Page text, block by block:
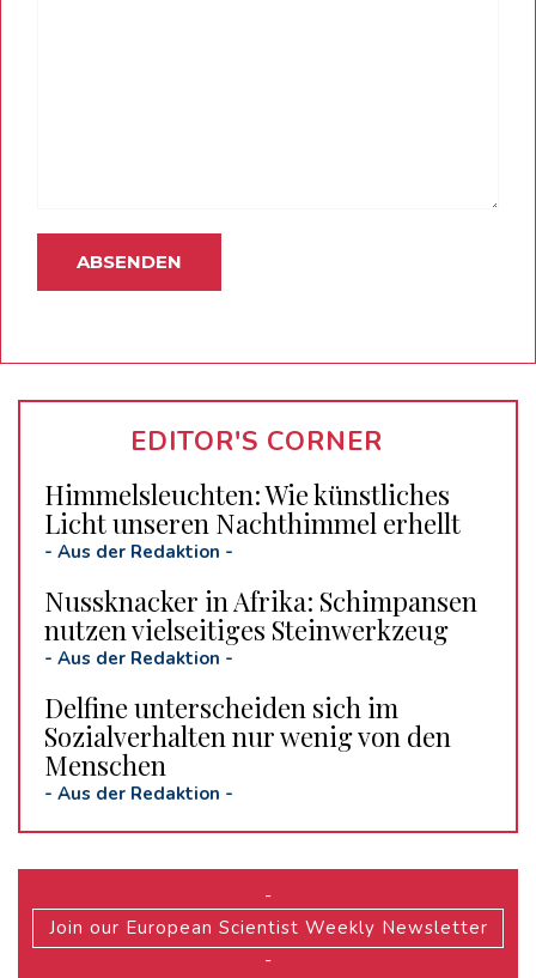
EDITOR'S CORNER
Himmelsleuchten: Wie künstliches
Licht unseren Nachthimmel erhellt
- Aus der Redaktion -
Nussknacker in Afrika: Schimpansen
nutzen vielseitiges Steinwerkzeug
- Aus der Redaktion -
Delfine unterscheiden sich im
Sozialverhalten nur wenig von den
Menschen
- Aus der Redaktion -
-
Join our European Scientist Weekly Newsletter
-